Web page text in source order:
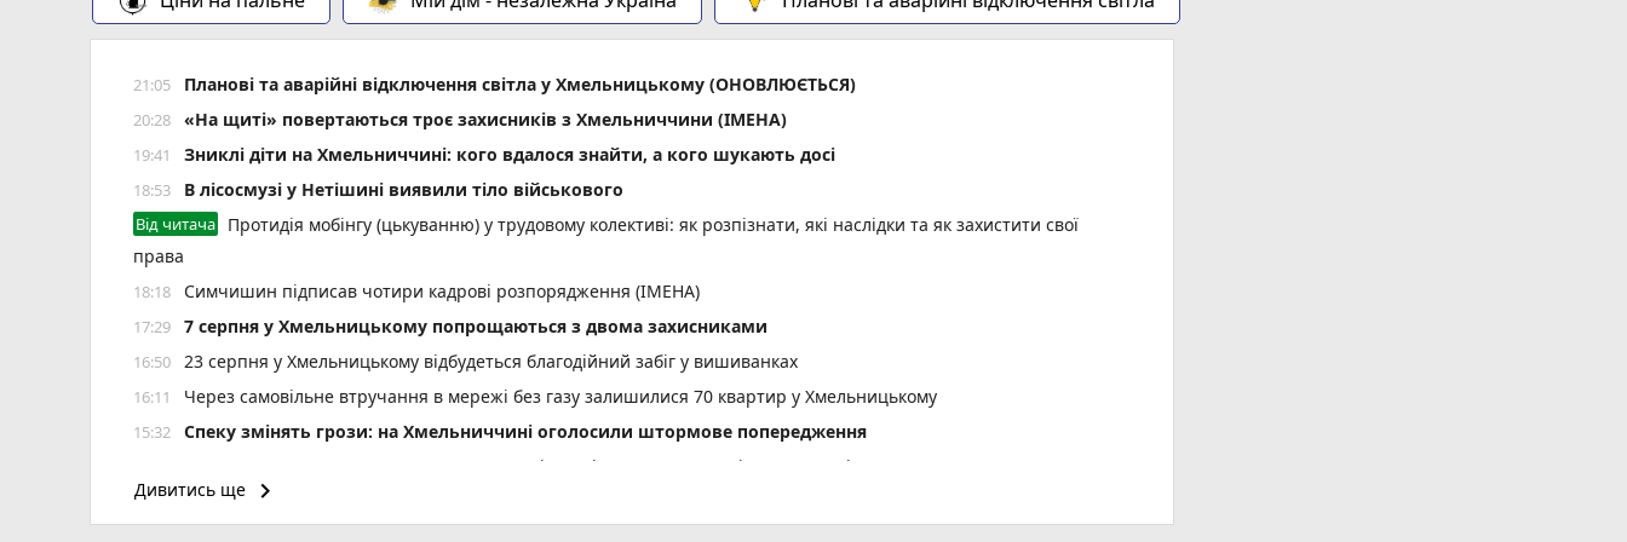
21:05 Планові та аварійні відключення світла у Хмельницькому (ОНОВЛЮЄТЬСЯ)
20:28 «На щиті» повертаються троє захисників з Хмельниччини (ІМЕНА)
19:41 Зниклі діти на Хмельниччині: кого вдалося знайти, а кого шукають досі
18:53 В лісосмузі у Нетішині виявили тіло військового
Від читача
Протидія мобінгу (цькуванню) у трудовому колективі: як розпізнати, які наслідки та як захистити свої
права
18:18 Симчишин підписав чотири кадрові розпорядження (ІМЕНА)
17:29 7 серпня у Хмельницькому попрощаються з двома захисниками
16:50 23 серпня у Хмельницькому відбудеться благодійний забіг у вишиванках
16:11 Через самовільне втручання в мережі без газу залишилися 70 квартир у Хмельницькому
15:32 Спеку змінять грози: на Хмельниччині оголосили штормове попередження
Зґвалтував погрожуючи ножем: на Шепетівщині судитимуть 34-річного чоловіка
14:25 6 років за ґратами проведе водій за смертельну ДТП біля Голоскова
Дивитись ще keyboard_arrow_right